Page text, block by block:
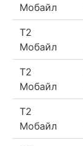
Мобайл
Т2
Мобайл
Т2
Мобайл
Т2
Мобайл